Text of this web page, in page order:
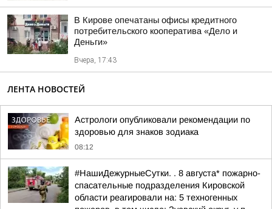
В Кирове опечатаны офисы кредитного
потребительского кооператива «Дело и
Деньги»
Вчера, 17:43
ЛЕНТА НОВОСТЕЙ
Астрологи опубликовали рекомендации по
здоровью для знаков зодиака
08:12
#НашиДежурныеСутки. . 8 августа* пожарно-
спасательные подразделения Кировской
области реагировали на: 5 техногенных